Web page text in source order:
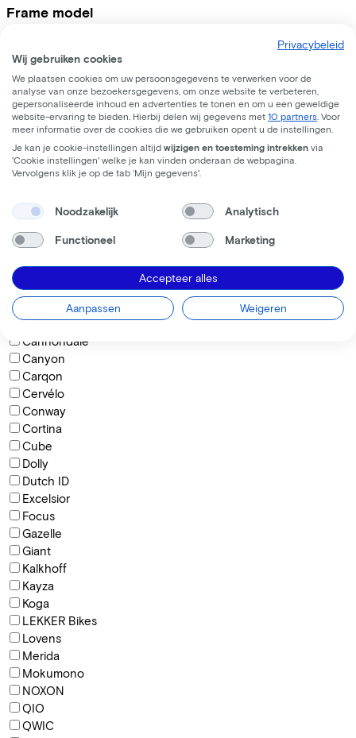
Frame model
Midden
Hoog
Hoe wil je op de fiets zitten?
Rechtop
BAAS Cycling
Bikkel
Cannondale
Canyon
Carqon
Cervélo
Conway
Cortina
Cube
Dolly
Dutch ID
Excelsior
Focus
Gazelle
Giant
Kalkhoff
Kayza
Koga
LEKKER Bikes
Lovens
Merida
Mokumono
NOXON
QIO
QWIC
Privacybeleid
Wij gebruiken cookies
We plaatsen cookies om uw persoonsgegevens te verwerken voor de
analyse van onze bezoekersgegevens, om onze website te verbeteren,
gepersonaliseerde inhoud en advertenties te tonen en om u een geweldige
website-ervaring te bieden. Hierbij delen wij gegevens met 10 partners . Voor
meer informatie over de cookies die we gebruiken opent u de instellingen.
Je kan je cookie-instellingen altijd wijzigen en toesteming intrekken via
'Cookie instellingen' welke je kan vinden onderaan de webpagina.
Vervolgens klik je op de tab ‘Mijn gegevens'.
Noodzakelijk Analytisch
Functioneel Marketing
Accepteer alles
Aanpassen Weigeren